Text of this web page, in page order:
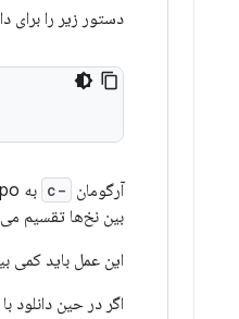
دستور زیر را برای
آرگومان -c
به Repo دستور می‌دهد که شاخه مانیفست فعلی را از سرور دریافت کند. دستور
بین نخ‌ها تقسیم
این عمل باید
اگر در حین دانلود